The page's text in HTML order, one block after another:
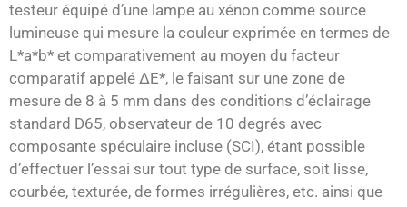
testeur équipé d’une lampe au xénon comme source
lumineuse qui mesure la couleur exprimée en termes de
L*a*b* et comparativement au moyen du facteur
comparatif appelé ΔE*, le faisant sur une zone de
mesure de 8 à 5 mm dans des conditions d’éclairage
standard D65, observateur de 10 degrés avec
composante spéculaire incluse (SCI), étant possible
d’effectuer l’essai sur tout type de surface, soit lisse,
courbée, texturée, de formes irrégulières, etc. ainsi que